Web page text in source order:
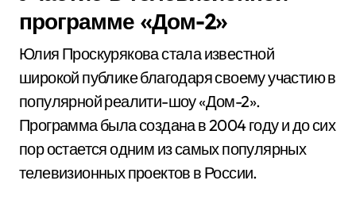
программе «Дом-2»
Юлия Проскурякова стала известной
широкой публике благодаря своему участию в
популярной реалити-шоу «Дом-2».
Программа была создана в 2004 году и до сих
пор остается одним из самых популярных
телевизионных проектов в России.